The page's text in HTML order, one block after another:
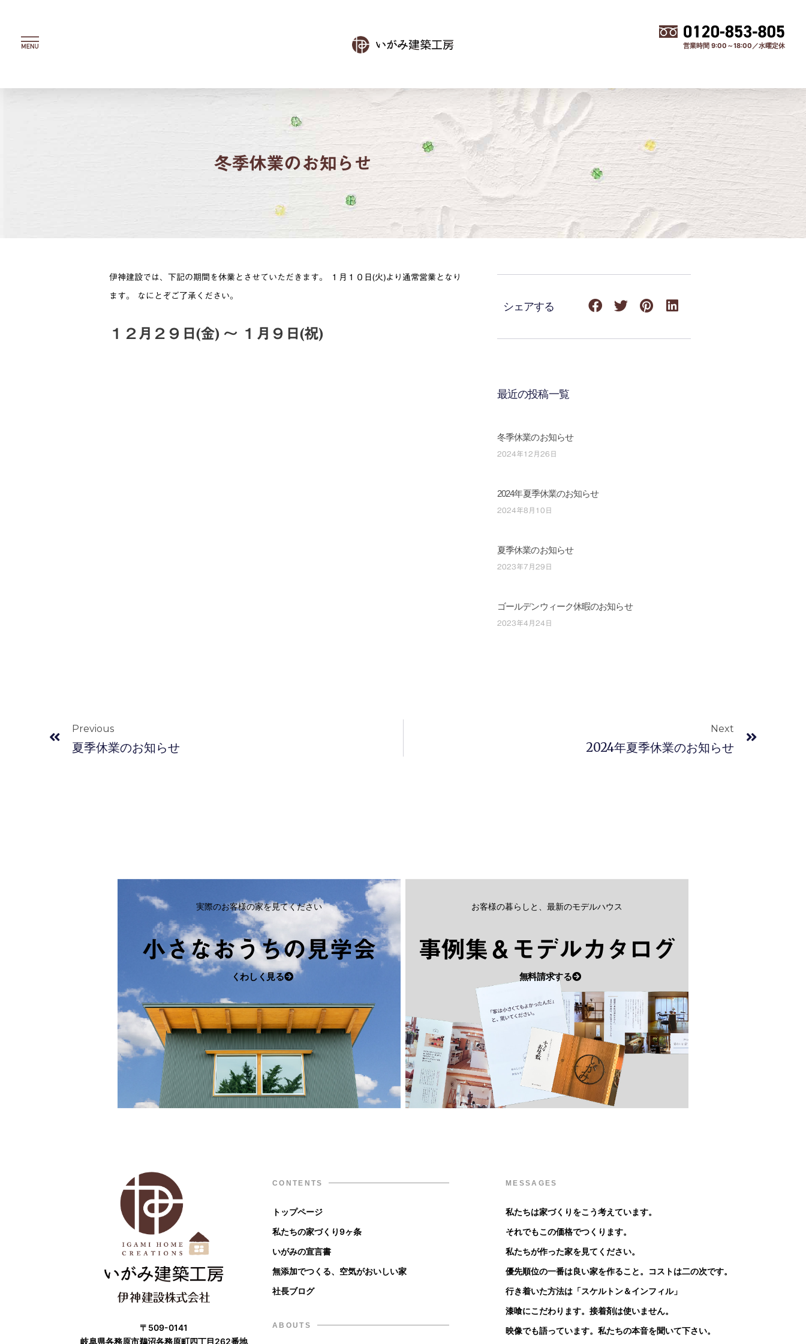
営業時間 9:00～18:00／水曜定休
冬季休業のお知らせ
伊神建設では、下記の期間を休業とさせていただきます。 １月１０日(火)より通常営業となり
ます。 なにとぞご了承ください。
１２月２９日(金) 〜 １月９日(祝)
シェアする
最近の投稿一覧
冬季休業のお知らせ
2024年12月26日
2024年夏季休業のお知らせ
2024年8月10日
夏季休業のお知らせ
2023年7月29日
ゴールデンウィーク休暇のお知らせ
2023年4月24日
Previous
夏季休業のお知らせ
Next
2024年夏季休業のお知らせ
実際のお客様の家を見てください
小さなおうちの見学会
くわしく見る
お客様の暮らしと、最新のモデルハウス
事例集＆モデルカタログ
無料請求する
〒509-0141
岐阜県各務原市鵜沼各務原町四丁目262番地
CONTENTS
トップページ
私たちの家づくり9ヶ条
いがみの宣言書
無添加でつくる、空気がおいしい家
社長ブログ
ABOUTS
MESSAGES
私たちは家づくりをこう考えています。
それでもこの価格でつくります。
私たちが作った家を見てください。
優先順位の一番は良い家を作ること。コストは二の次です。
行き着いた方法は「スケルトン＆インフィル」
漆喰にこだわります。接着剤は使いません。
映像でも語っています。私たちの本音を聞いて下さい。